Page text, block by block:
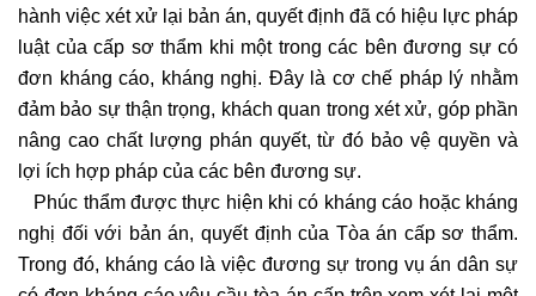
hành việc xét xử lại bản án, quyết định đã có hiệu lực pháp
luật của cấp sơ thẩm khi một trong các bên đương sự có
đơn kháng cáo, kháng nghị. Đây là cơ chế pháp lý nhằm
đảm bảo sự thận trọng, khách quan trong xét xử, góp phần
nâng cao chất lượng phán quyết, từ đó bảo vệ quyền và
lợi ích hợp pháp của các bên đương sự.
Phúc thẩm được thực hiện khi có kháng cáo hoặc kháng
nghị đối với bản án, quyết định của Tòa án cấp sơ thẩm.
Trong đó, kháng cáo là việc đương sự trong vụ án dân sự